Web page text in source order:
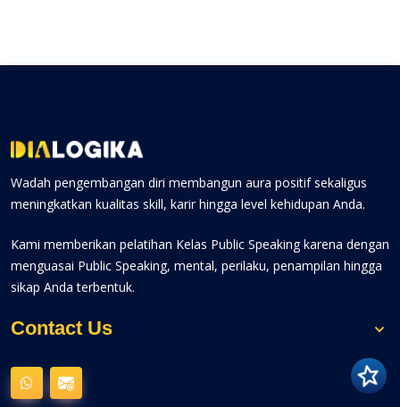
Wadah pengembangan diri membangun aura positif sekaligus
meningkatkan kualitas skill, karir hingga level kehidupan Anda.
Kami memberikan pelatihan Kelas Public Speaking karena dengan
menguasai Public Speaking, mental, perilaku, penampilan hingga
sikap Anda terbentuk.
Contact Us